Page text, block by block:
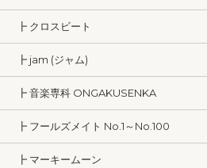
┣ クロスビート
┣ jam (ジャム)
┣ 音楽専科 ONGAKUSENKA
┣ フールズメイト No.1～No.100
┣ マーキームーン